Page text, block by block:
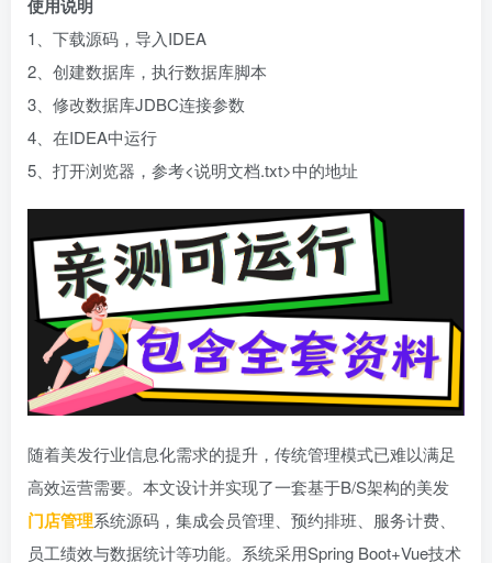
使用说明
1、下载源码，导入IDEA
2、创建数据库，执行数据库脚本
3、修改数据库JDBC连接参数
4、在IDEA中运行
5、打开浏览器，参考<说明文档.txt>中的地址
随着美发行业信息化需求的提升，传统管理模式已难以满足
高效运营需要。本文设计并实现了一套基于B/S架构的美发
门店管理系统源码，集成会员管理、预约排班、服务计费、
员工绩效与数据统计等功能。系统采用Spring Boot+Vue技术